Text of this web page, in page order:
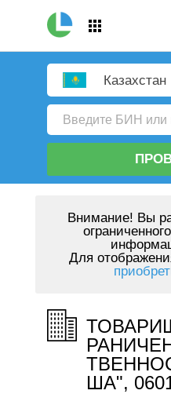
Казахстан
Внимание! Вы
Для
ША",